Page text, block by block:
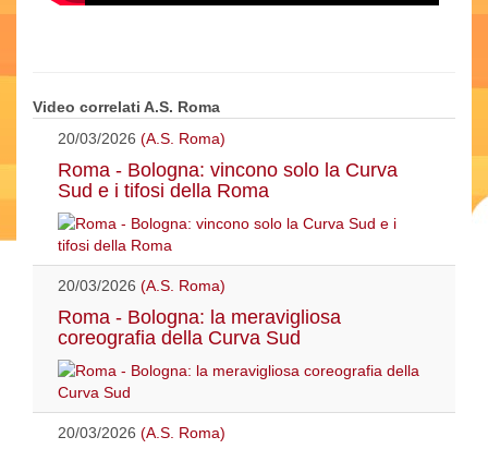
Video correlati A.S. Roma
20/03/2026 (A.S. Roma)
Roma - Bologna: vincono solo la Curva
Sud e i tifosi della Roma
20/03/2026 (A.S. Roma)
Roma - Bologna: la meravigliosa
coreografia della Curva Sud
20/03/2026 (A.S. Roma)